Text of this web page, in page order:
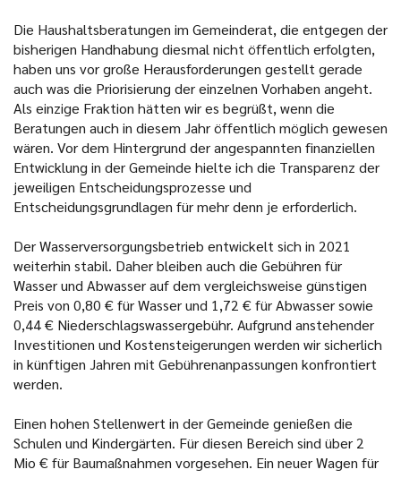
Die Haushaltsberatungen im Gemeinderat, die entgegen der
bisherigen Handhabung diesmal nicht öffentlich erfolgten,
haben uns vor große Herausforderungen gestellt gerade
auch was die Priorisierung der einzelnen Vorhaben angeht.
Als einzige Fraktion hätten wir es begrüßt, wenn die
Beratungen auch in diesem Jahr öffentlich möglich gewesen
wären. Vor dem Hintergrund der angespannten finanziellen
Entwicklung in der Gemeinde hielte ich die Transparenz der
jeweiligen Entscheidungsprozesse und
Entscheidungsgrundlagen für mehr denn je erforderlich.
Der Wasserversorgungsbetrieb entwickelt sich in 2021
weiterhin stabil. Daher bleiben auch die Gebühren für
Wasser und Abwasser auf dem vergleichsweise günstigen
Preis von 0,80 € für Wasser und 1,72 € für Abwasser sowie
0,44 € Niederschlagswassergebühr. Aufgrund anstehender
Investitionen und Kostensteigerungen werden wir sicherlich
in künftigen Jahren mit Gebührenanpassungen konfrontiert
werden.
Einen hohen Stellenwert in der Gemeinde genießen die
Schulen und Kindergärten. Für diesen Bereich sind über 2
Mio € für Baumaßnahmen vorgesehen. Ein neuer Wagen für